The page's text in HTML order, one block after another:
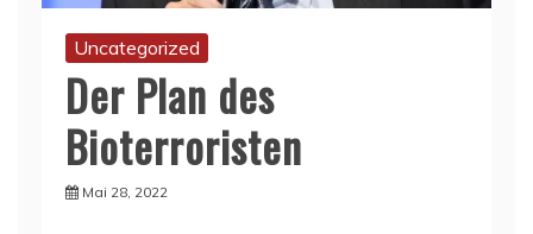
Uncategorized
Der Plan des
Bioterroristen
Mai 28, 2022